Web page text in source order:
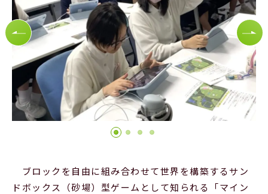
Official SNS
ブロックを自由に組み合わせて世界を構築するサン
ドボックス（砂場）型ゲームとして知られる「マイン